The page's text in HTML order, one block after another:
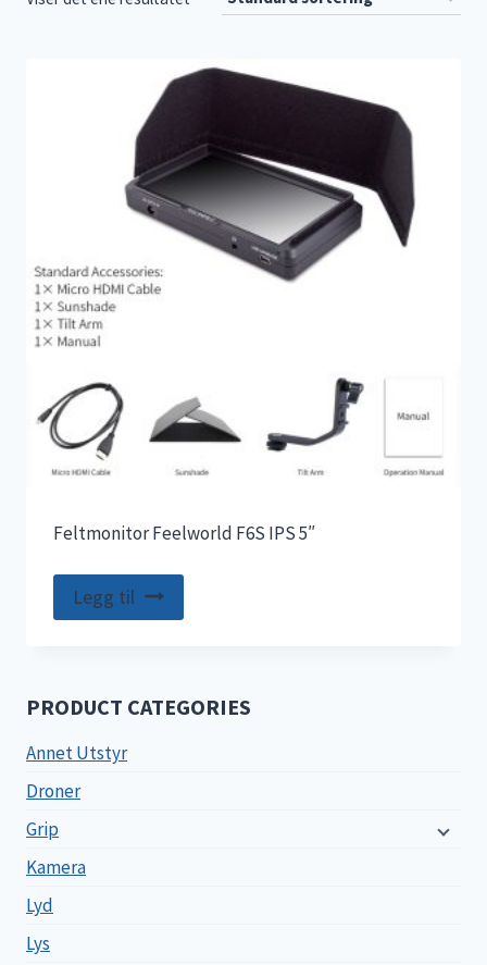
Feltmonitor Feelworld F6S IPS 5″
Legg til
PRODUCT CATEGORIES
Annet Utstyr
Droner
Grip
Kamera
Lyd
Lys